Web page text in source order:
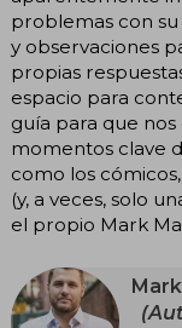
problemas con
y observaciones
propias
espacio para
guía para que
momentos clave
como los
(y, a veces, solo
el propio Mark